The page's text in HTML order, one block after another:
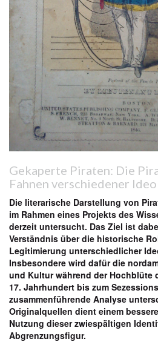
Gekaperte Piraten: Die
Fahnen verschiedener
Die literarische Darstellung von
im Rahmen eines Projekts des
derzeit untersucht. Das Ziel ist
Verständnis über die historische
Legitimierung unterschiedlicher
Insbesondere wird dafür die
und Kultur während der Hochblüte
17. Jahrhundert bis zum
zusammenführende Analyse
Originalquellen dient einem
Nutzung dieser zwiespältigen
Abgrenzungsfigur.